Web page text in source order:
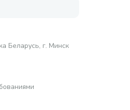
Беларусь, г. Минск